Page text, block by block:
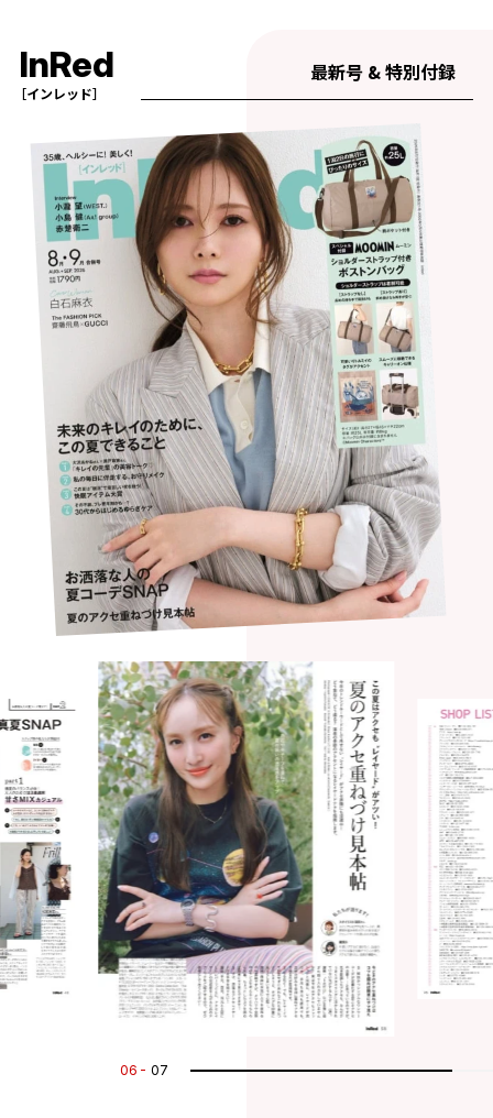
InRed
［インレッド］
最新号 & 特別付録
07 07